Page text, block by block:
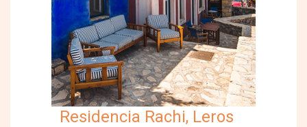
Residencia Rachi, Leros